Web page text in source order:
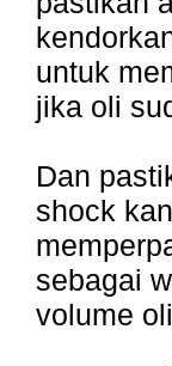
untuk
jika oli
Dan
shock
sebagai
volume